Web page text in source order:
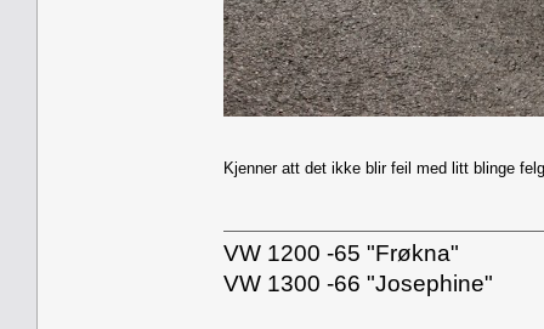
Kjenner att det ikke blir feil med litt blinge
VW 1200 -65 "Frøkna"
VW 1300 -66 "Josephine"